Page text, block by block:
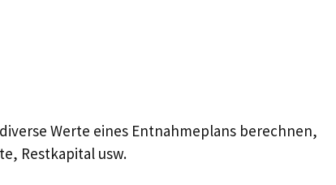
Werte eines Entnahmeplans berechnen,
Restkapital usw.